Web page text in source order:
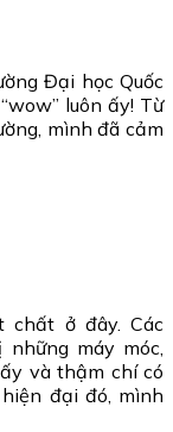
Đại học Quốc
luôn ấy! Từ
mình đã cảm
chất ở đây. Các
máy móc,
và thậm chí có
đại đó, mình